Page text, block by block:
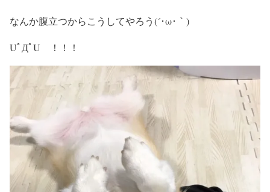
なんか腹立つからこうしてやろう(´･ω･｀)
UﾟДﾟU ！！！